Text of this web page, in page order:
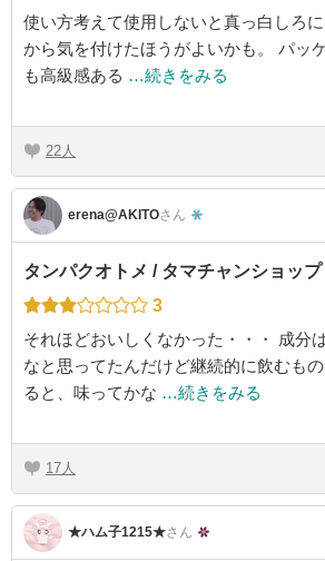
使い方考えて使用しないと真っ白しろ
から気を付けたほうがよいかも。 パッ
も高級感ある …続きをみる
22
erena@AKITOさん
タンパクオトメ / タマチャンショップ
3
それほどおいしくなかった・・・ 成分
なと思ってたんだけど継続的に飲むも
ると、味ってかな …続きをみる
17
★ハム子1215★さん